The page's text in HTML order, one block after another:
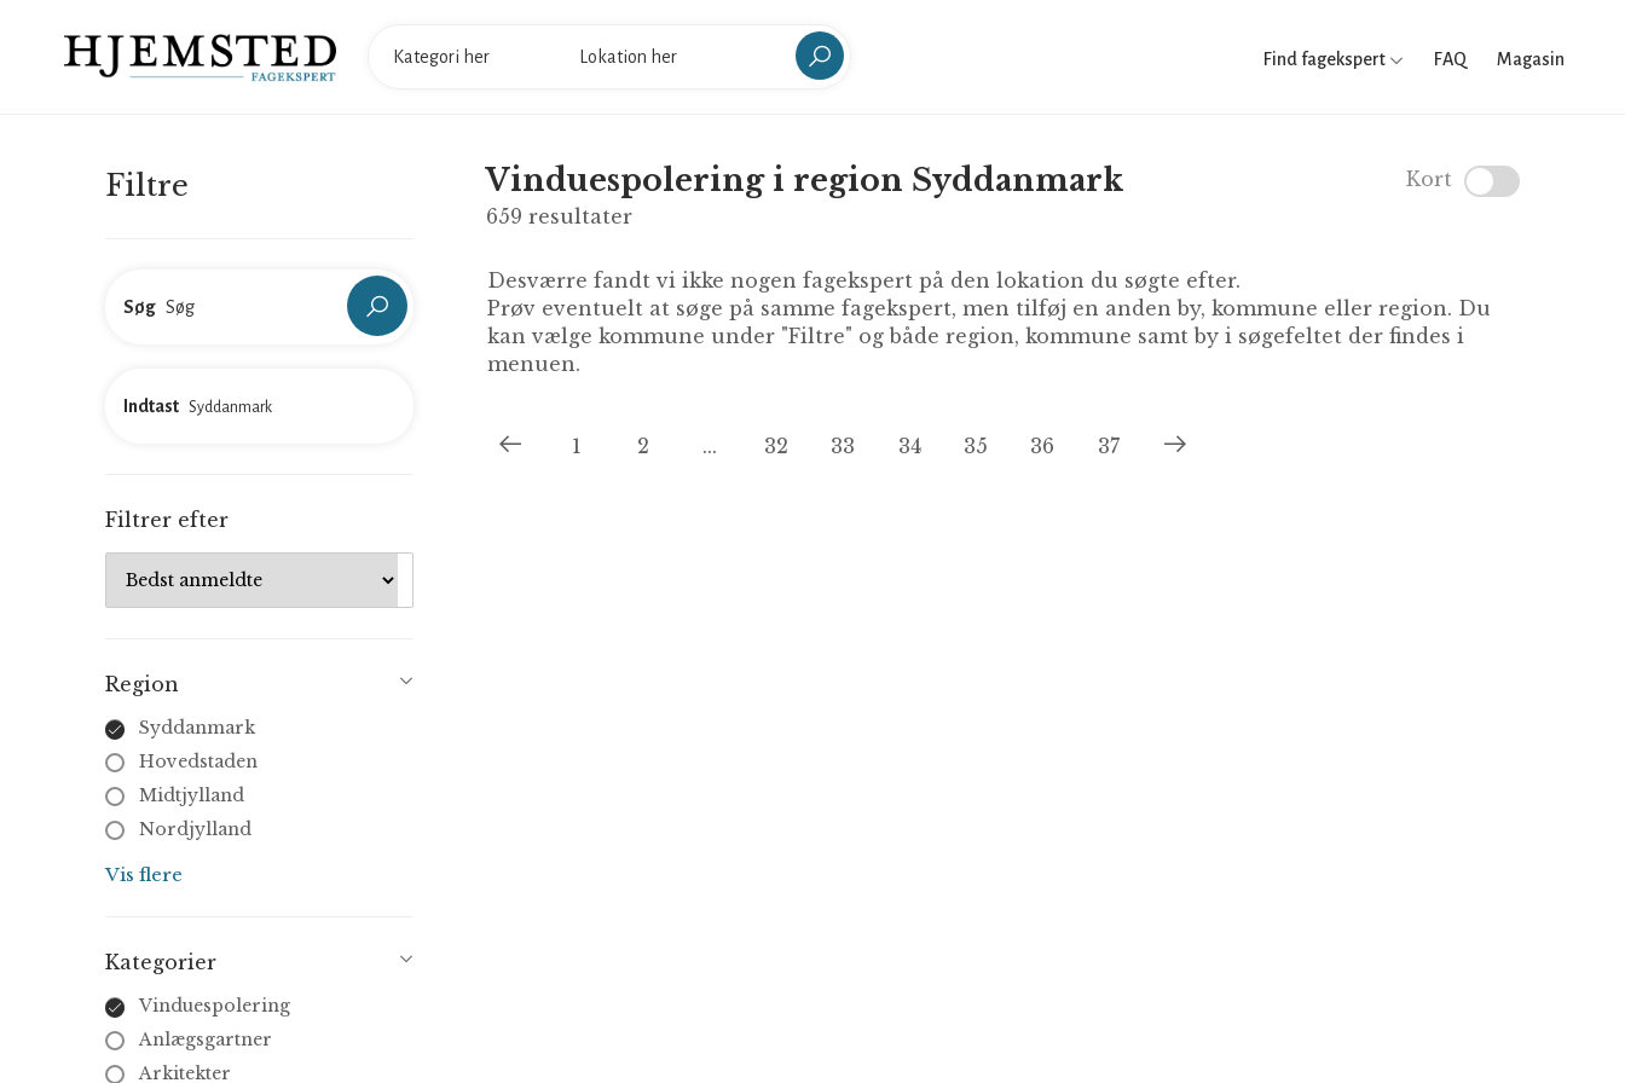
Find fagekspert FAQ Magasin
Filtre
Søg
Indtast
Filtrer efter
Region
Syddanmark
Hovedstaden
Midtjylland
Nordjylland
Sjælland
Vis flere
Kategorier
Vinduespolering
Anlægsgartner
Arkitekter
Vinduespolering i region Syddanmark
Kort
659 resultater
Desværre fandt vi ikke nogen fagekspert på den lokation du søgte efter.
Prøv eventuelt at søge på samme fagekspert, men tilføj en anden by, kommune eller region. Du
kan vælge kommune under "Filtre" og både region, kommune samt by i søgefeltet der findes i
menuen.
1 2 ... 32 33 34 35 36 37